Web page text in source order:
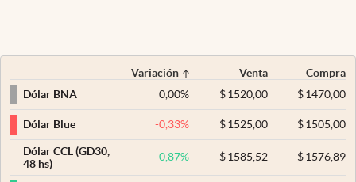
Variación Venta
Compra
Dólar BNA
0,00% $ 1520,00 $1470,00
Dólar Blue -0,33% $ 1525,00 $1505,00
Dólar CCL (GD30,
48 hs)
0,87% $ 1585,52 $1576,89